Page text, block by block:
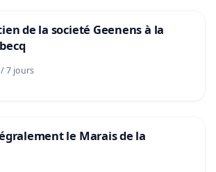
de la societé Geenens à la
7 jours
le Marais de la